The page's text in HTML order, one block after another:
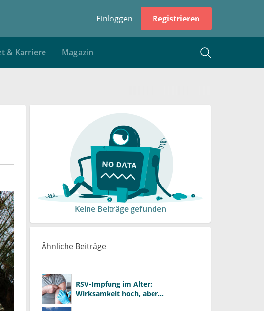
Einloggen Registrieren
& Karriere Magazin
Keine Beiträge gefunden
Ähnliche Beiträge
RSV-Impfung im Alter:
Wirksamkeit hoch, aber